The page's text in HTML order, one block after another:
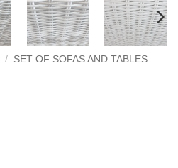
/ SET OF SOFAS AND TABLES